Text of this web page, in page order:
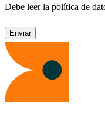
Debe leer la política de